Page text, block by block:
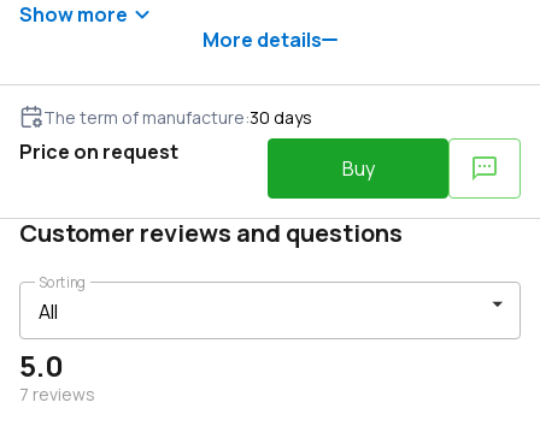
Show more
More details
The term of manufacture:30 days
Price on request
Buy
Customer reviews and questions
5.0
7 reviews
Sorting